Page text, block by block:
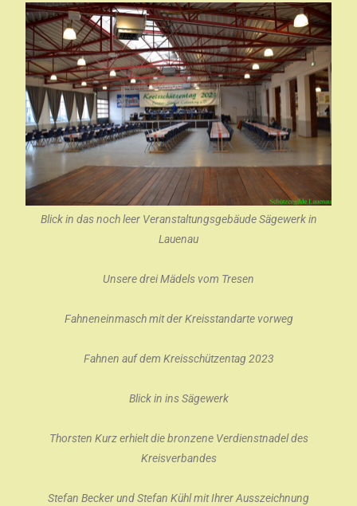
Blick in das noch leer Veranstaltungsgebäude Sägewerk in
Lauenau
Unsere drei Mädels vom Tresen
Fahneneinmasch mit der Kreisstandarte vorweg
Fahnen auf dem Kreisschützentag 2023
Blick in ins Sägewerk
Thorsten Kurz erhielt die bronzene Verdienstnadel des
Kreisverbandes
Stefan Becker und Stefan Kühl mit Ihrer Ausszeichnung